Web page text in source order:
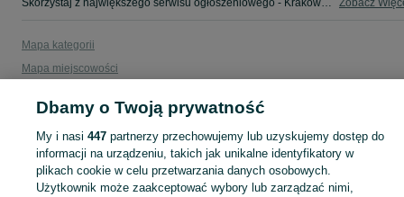
Skorzystaj z największego serwisu ogłoszeniowego - Kraków i okolice! - kupuj lub sprzedawaj jeszcze wygodniej w kategorii Części motocyklowe! Zobacz
Mapa kategorii
Mapa miejscowości
Popularne wyszukiwania
Dbamy o Twoją prywatność
My i nasi 447partnerzy przechowujemy lub uzyskujemy dostęp do
informacji na urządzeniu, takich jak unikalne identyfikatory w
plikach cookie w celu przetwarzania danych osobowych.
Użytkownik może zaakceptować wybory lub zarządzać nimi,